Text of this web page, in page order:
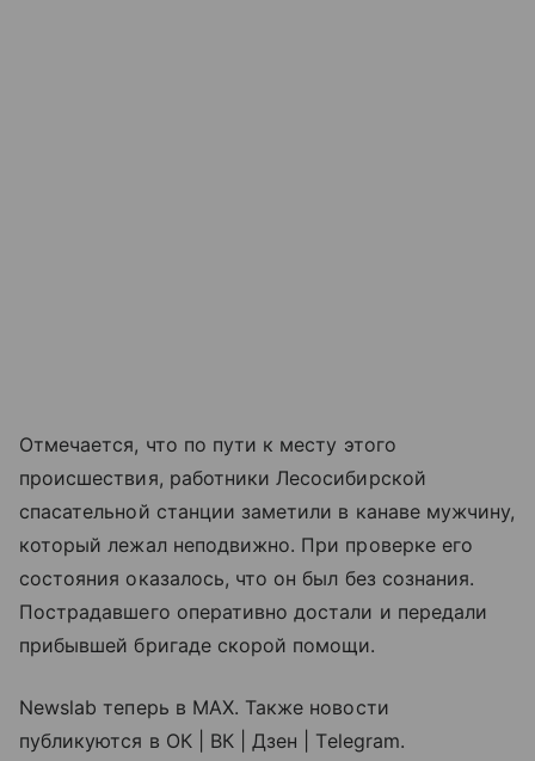
Отмечается, что по пути к месту этого
происшествия, работники Лесосибирской
спасательной станции заметили в канаве мужчину,
который лежал неподвижно. При проверке его
состояния оказалось, что он был без сознания.
Пострадавшего оперативно достали и передали
прибывшей бригаде скорой помощи.
Newslab теперь в МАХ. Также новости
публикуются в ОК | ВК | Дзен | Telegram.